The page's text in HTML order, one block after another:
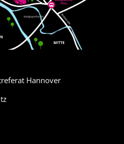
Hannover